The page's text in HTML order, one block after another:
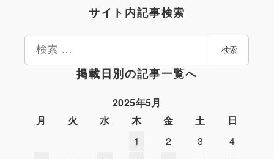
サイト内記事検索
検
検索
掲載日別の記事一覧へ
2025年5月
月
火 水 木 金 土
日
1
2 3
4